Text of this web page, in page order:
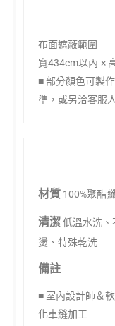
布面遮蔽範圍
寬434cm以內 ×
■ 部分顏色可製
準，或另洽客服
材質 100%聚酯
清潔低溫水洗
燙、特殊乾洗
備註
■ 室內設計師＆
化車縫加工